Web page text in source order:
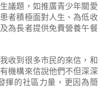
議題，如推廣青少年關愛
者積極面對人生、為低收
為長者提供免費營養午餐
收到很多市民的來信，和
機構來信說他們不但深深
揮的社區力量，更因為簡